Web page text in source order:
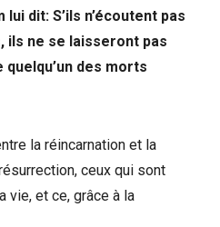
dit: S’ils n’écoutent pas
ils ne se laisseront pas
des morts
la réincarnation et la
ceux qui sont
vie, et ce, grâce à la